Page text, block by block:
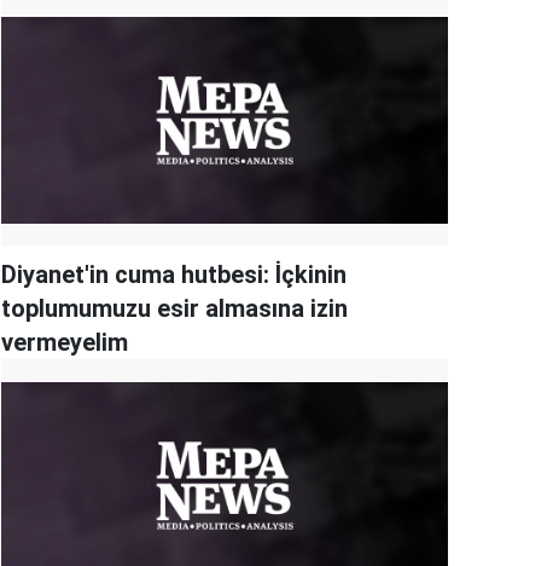
Diyanet'in cuma hutbesi: İçkinin
toplumumuzu esir almasına izin
vermeyelim